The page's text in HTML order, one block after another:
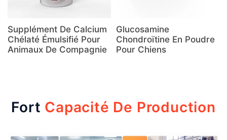
Supplément De Calcium
Chélaté Émulsifié Pour
Animaux De Compagnie
Glucosamine
Chondroïtine En Poudre
Pour Chiens
Fort Capacité De Production